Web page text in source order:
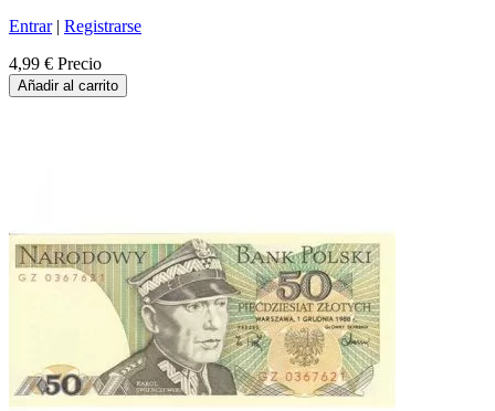
Entrar| Registrarse
4,99 € Precio
Añadir al carrito